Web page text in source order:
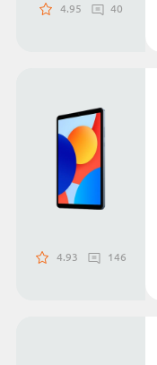
4.95 40
4.93 146